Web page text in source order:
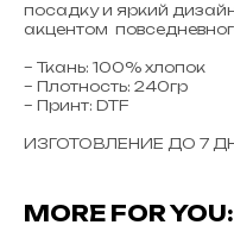
посадку и яркий
акцентом
– Ткань: 100% хлопок
– Плотность: 240гр
– Принт: DTF
ИЗГОТОВЛЕНИЕ ДО 7
MORE FOR YOU: